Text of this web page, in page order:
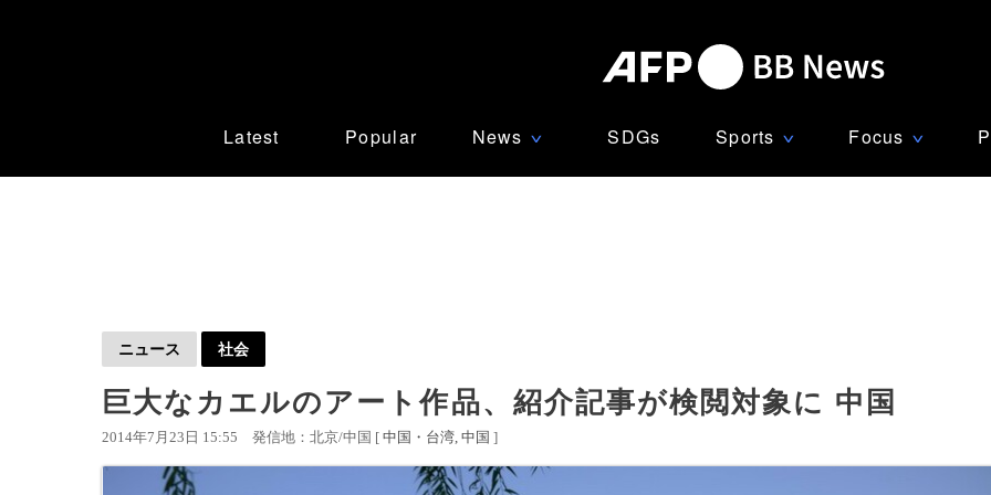
Latest Popular News ∨ SDGs Sports ∨ Focus ∨
ニュース 社会
巨大なカエルのアート作品、紹介記事が検閲対象に 中国
2014年7月23日 15:55 発信地：北京/中国 [ 中国・台湾 中国 ]